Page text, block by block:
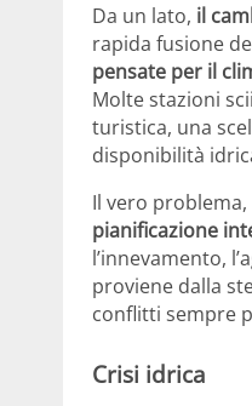
Da un lato, il
rapida fusione
pensate per il
Molte stazioni
turistica, una
disponibilità
Il vero
pianificazione
l’innevamento,
proviene dalla
conflitti sempre
Crisi idrica